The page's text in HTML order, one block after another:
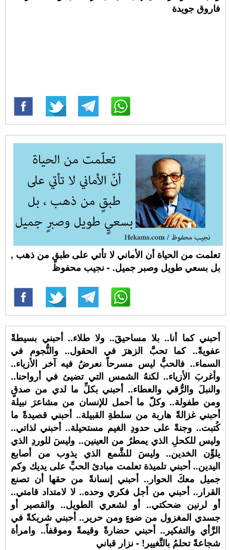
فاروق جويدة
تعلمت من الحياة أن الأماني لا تأتي على طبقٍ من ذهب ,
بل بسعي طويل وصبر جميل. - نجيب محفوظ
أحبني كما أنا.. بلا مساحيقَ.. ولا طلاء.. أحبني بسيطةً
عفويةً.. كما تحبَّ الزهرَ في الحقول.. والنُّجوم في
السماء.. فالحبُّ ليس مسرحاً نعرضُ فيه آخر الأزياء..
وأغربَ الأزياء.. لكنهُ الشمس التي تضيئ في أرواحنا..
والنبلَ والرُّقي والعطاء.. أحبني بكلِّ ما لدي من صدقٍ
ومن طفولة.. وكلّ ما أحمل للإنسان من مشاعرَ نبيلة
أحبني غزالةً هاربة من سلطةِ القبيلة.. أحبني قصيدةً ما
كُتبت.. وجنةً على حدودِ الغيم مستحيلة.. أحبني لذاتي..
وليس للكحلِ الذي يمطرُ من العينين.. وليسَ للوردِ الذي
يلوِّن الخدين.. وليسَ للشَّمع الذي يذوب من أصابع
اليدين.. أحبني تلميذة تعلمت مبادئ الحبِّ على يديك وكم
جميل معكَ الحوار.. أحبني إنسانةً من حقها أن تصنع
القرار.. أحبني من أجل فكري وحده.. لا لامتداد قامتي..
أو لرنين ضحكتي.. أو لشعري الطويل.. والقصير أو
جسدي المغزول من ضوءٍ ومن حرير.. أحبني شريكةً في
الرَّأي والتفكير.. أحبني حضارةً وقيمةً وموقفاً.. وامرأة
شجاعةً تحلمُ بالتَّغيير! - نزار قباني